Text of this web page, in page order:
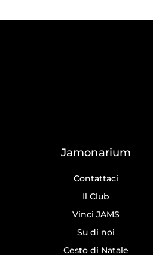
Jamonarium
Contattaci
Il Club
Vinci JAM$
Su di noi
Cesto di Natale